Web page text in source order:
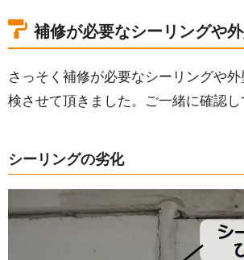
補修が必要なシーリングや
さっそく補修が必要なシーリングや
検させて頂きました。ご一緒に確認し
シーリングの劣化